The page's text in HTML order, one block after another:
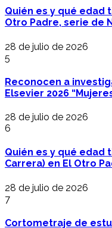
Quién es y qué edad
Otro Padre, serie de
28 de julio de 2026
5
Reconocen a
Elsevier 2026
28 de julio de 2026
6
Quién es y qué edad
Carrera) en El Otro
28 de julio de 2026
7
Cortometraje de